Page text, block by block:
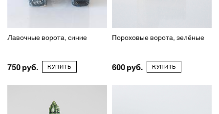
Лавочные ворота, синие
750 КУПИТЬ
Пороховые ворота, зелёные
600 КУПИТЬ